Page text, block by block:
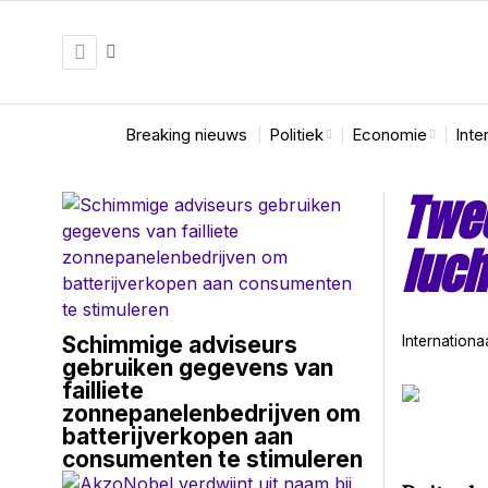
Breaking nieuws Politiek Economie
Schimmige adviseurs
gebruiken gegevens van
failliete
zonnepanelenbedrijven om
batterijverkopen aan
consumenten te stimuleren